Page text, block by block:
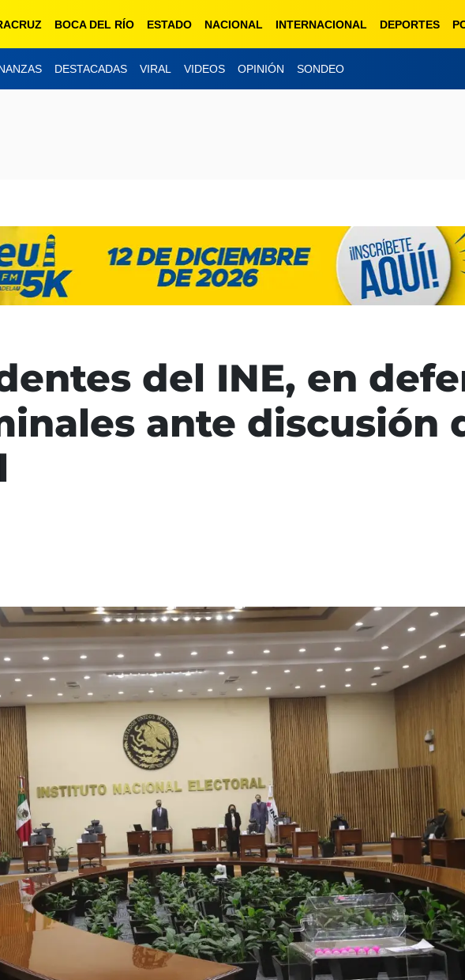
BOCA DEL RÍO ESTADO NACIONAL INTERNACIONAL DEPORTES
DESTACADAS VIRAL VIDEOS OPINIÓN SONDEO
del INE, en
ante discusión